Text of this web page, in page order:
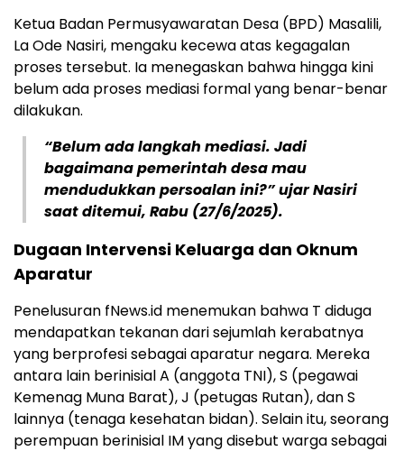
Ketua Badan Permusyawaratan Desa (BPD) Masalili,
La Ode Nasiri, mengaku kecewa atas kegagalan
proses tersebut. Ia menegaskan bahwa hingga kini
belum ada proses mediasi formal yang benar-benar
dilakukan.
“Belum ada langkah mediasi. Jadi
bagaimana pemerintah desa mau
mendudukkan persoalan ini?” ujar Nasiri
saat ditemui, Rabu (27/6/2025).
Dugaan Intervensi Keluarga dan Oknum
Aparatur
Penelusuran fNews.id menemukan bahwa T diduga
mendapatkan tekanan dari sejumlah kerabatnya
yang berprofesi sebagai aparatur negara. Mereka
antara lain berinisial A (anggota TNI), S (pegawai
Kemenag Muna Barat), J (petugas Rutan), dan S
lainnya (tenaga kesehatan bidan). Selain itu, seorang
perempuan berinisial IM yang disebut warga sebagai